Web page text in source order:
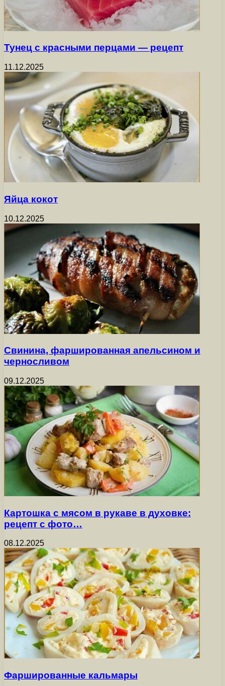
Тунец с красными перцами — рецепт
11.12.2025
Яйца кокот
10.12.2025
Свинина, фаршированная апельсином и
черносливом
09.12.2025
Картошка с мясом в рукаве в духовке:
рецепт с фото…
08.12.2025
Фаршированные кальмары